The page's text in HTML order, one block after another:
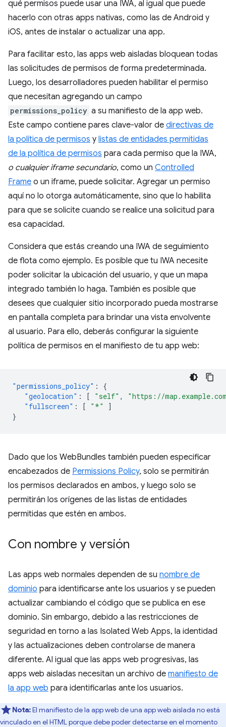
qué permisos puede usar una IWA, al igual que puede
hacerlo con otras apps nativas, como las de Android y
iOS, antes de instalar o actualizar una app.
Para facilitar esto, las apps web aisladas bloquean todas
las solicitudes de permisos de forma predeterminada.
Luego, los desarrolladores pueden habilitar el permiso
que necesitan agregando un campo
permissions_policy a su manifiesto de la app web.
Este campo contiene pares clave-valor de directivas de
la política de permisos y listas de entidades permitidas
de la política de permisos para cada permiso que la IWA,
o cualquier iframe secundario, como un Controlled
Frame o un iframe, puede solicitar. Agregar un permiso
aquí no lo otorga automáticamente, sino que lo habilita
para que se solicite cuando se realice una solicitud para
esa capacidad.
Considera que estás creando una IWA de seguimiento
de flota como ejemplo. Es posible que tu IWA necesite
poder solicitar la ubicación del usuario, y que un mapa
integrado también lo haga. También es posible que
desees que cualquier sitio incorporado pueda mostrarse
en pantalla completa para brindar una vista envolvente
al usuario. Para ello, deberás configurar la siguiente
política de permisos en el manifiesto de tu app web:
"permissions_policy" :
{
"geolocation" : [ "self" ,
"https://
"fullscreen" : [ "*"
]
}
Dado que los WebBundles también pueden especificar
encabezados de Permissions Policy, solo se permitirán
los permisos declarados en ambos, y luego solo se
permitirán los orígenes de las listas de entidades
permitidas que estén en ambos.
Con nombre y versión
Las apps web normales dependen de su nombre de
dominio para identificarse ante los usuarios y se pueden
actualizar cambiando el código que se publica en ese
dominio. Sin embargo, debido a las restricciones de
seguridad en torno a las Isolated Web Apps, la identidad
y las actualizaciones deben controlarse de manera
diferente. Al igual que las apps web progresivas, las
apps web aisladas necesitan un archivo de manifiesto de
la app web para identificarlas ante los usuarios.
Nota:El manifiesto de la app web de una app web aislada no está
vinculado en el HTML porque debe poder detectarse en el momento